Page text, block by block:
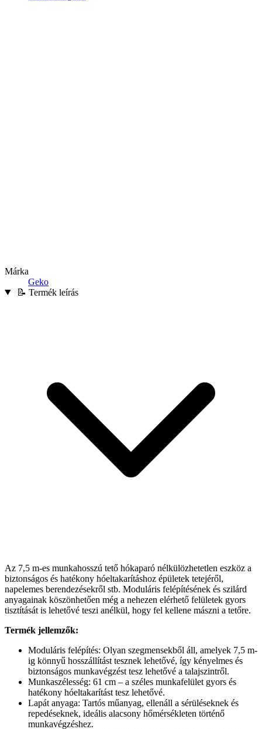
Márka
Geko
📝 Termék leírás
Az 7,5 m-es munkahosszú tető hókaparó nélkülözhetetlen eszköz a
biztonságos és hatékony hóeltakarításhoz épületek tetejéről,
napelemes berendezésekről stb. Moduláris felépítésének és szilárd
anyagainak köszönhetően még a nehezen elérhető felületek gyors
tisztítását is lehetővé teszi anélkül, hogy fel kellene mászni a tetőre.
Termék jellemzők:
Moduláris felépítés: Olyan szegmensekből áll, amelyek 7,5 m-
ig könnyű hosszállítást tesznek lehetővé, így kényelmes és
biztonságos munkavégzést tesz lehetővé a talajszintről.
Munkaszélesség: 61 cm – a széles munkafelület gyors és
hatékony hóeltakarítást tesz lehetővé.
Lapát anyaga: Tartós műanyag, ellenáll a sérüléseknek és
repedéseknek, ideális alacsony hőmérsékleten történő
munkavégzéshez.